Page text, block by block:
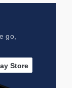
go,
Store